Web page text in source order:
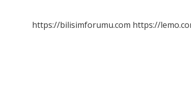
Yatacak
https://bilisimforumu.com https://